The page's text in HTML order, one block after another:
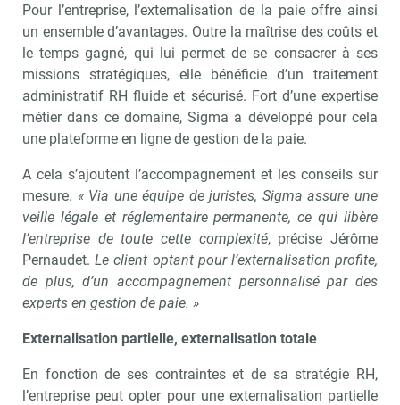
Pour l’entreprise, l’externalisation de la paie offre ainsi
un ensemble d’avantages. Outre la maîtrise des coûts et
le temps gagné, qui lui permet de se consacrer à ses
missions stratégiques, elle bénéficie d’un traitement
administratif RH fluide et sécurisé. Fort d’une expertise
métier dans ce domaine, Sigma a développé pour cela
une plateforme en ligne de gestion de la paie.
A cela s’ajoutent l’accompagnement et les conseils sur
mesure. « Via une équipe de juristes, Sigma assure une
veille légale et réglementaire permanente, ce qui libère
l’entreprise de toute cette complexité, précise Jérôme
Pernaudet.Le client optant pour l’externalisation profite,
de plus, d’un accompagnement personnalisé par des
experts en gestion de paie. »
Externalisation partielle, externalisation totale
En fonction de ses contraintes et de sa stratégie RH,
l’entreprise peut opter pour une externalisation partielle